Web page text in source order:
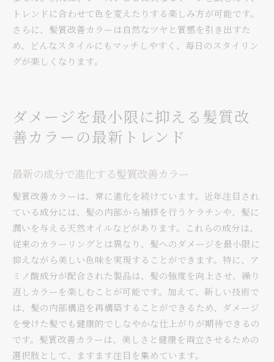
トレンドに合わせて色を変えたりする楽しみ方が可能です。
さらに、髪質改善カラーは自然なツヤと質感を引き出すた
め、どんなスタイルにもマッチしやすく、毎日のスタイリン
グが楽しくなります。
ダメージを最小限に抑える髪質改
善カラーの最新トレンド
最新の成分で進化する髪質改善カラー
髪質改善カラーは、常に進化を続けています。近年注目され
ている成分には、髪の内部から補修を行うケラチンや、髪に
潤いを与える天然オイルなどがあります。これらの成分は、
従来のカラーリングとは異なり、髪へのダメージを最小限に
抑えながら美しい色味を実現することができます。特に、ア
ミノ酸成分が配合された製品は、髪の強度を向上させ、繰り
返しカラーを楽しむことが可能です。加えて、新しい技術で
は、髪の内部構造を再構築することができるため、ダメージ
を受けた髪でも健康的でしなやかな仕上がりが期待できるの
です。髪質改善カラーは、美しさと健康を両立させるための
選択肢として、ますます注目を集めています。